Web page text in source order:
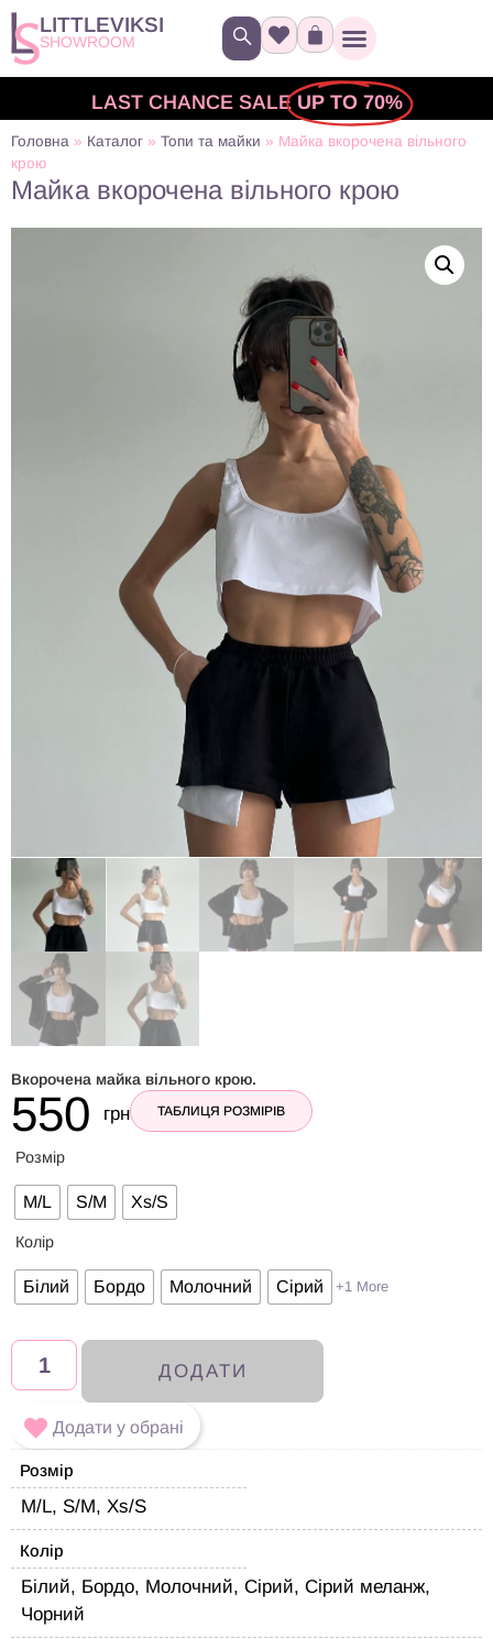
LITTLEVIKSI
SHOWROOM
LAST CHANCE SALE UP TO 70%
Головна » Каталог » Топи та майки » Майка вкорочена вільного
крою
Майка вкорочена вільного крою
Вкорочена майка вільного крою.
550 грн ТАБЛИЦЯ РОЗМІРІВ
Розмір
M/L S/M Xs/S
Колір
Білий Бордо Молочний Сірий +1 More
ДОДАТИ
Додати у обрані
Розмір
M/L, S/M, Xs/S
Колір
Білий, Бордо, Молочний, Сірий, Сірий меланж,
Чорний